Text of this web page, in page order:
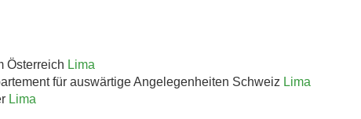
TRIEST -
Österreich Lima
für auswärtige Angelegenheiten Schweiz Lima
Lima